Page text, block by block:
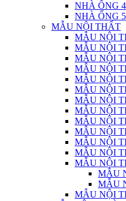
NHÀ ỐNG
NHÀ ỐNG
MẪU NỘI THẤT
MẪU NỘI
MẪU NỘI
MẪU NỘI
MẪU NỘI
MẪU NỘI
MẪU NỘI
MẪU NỘI
MẪU NỘI
MẪU NỘI
MẪU NỘI
MẪU NỘI
MẪU NỘI
MẪU NỘI
MẪU
MẪU
MẪU NỘI